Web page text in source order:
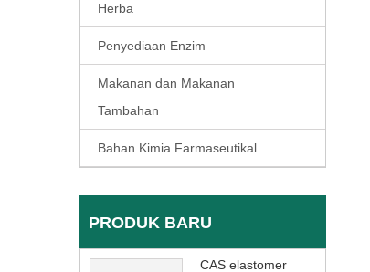
Herba
Penyediaan Enzim
Makanan dan Makanan
Tambahan
Bahan Kimia Farmaseutikal
PRODUK BARU
CAS elastomer